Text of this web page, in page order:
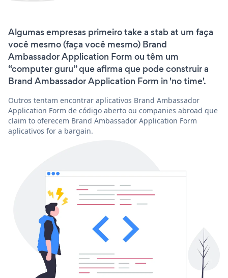
Algumas empresas primeiro take a stab at um faça
você mesmo (faça você mesmo) Brand
Ambassador Application Form ou têm um
“computer guru” que afirma que pode construir a
Brand Ambassador Application Form in 'no time'.
Outros tentam encontrar aplicativos Brand Ambassador
Application Form de código aberto ou companies abroad que
claim to oferecem Brand Ambassador Application Form
aplicativos for a bargain.